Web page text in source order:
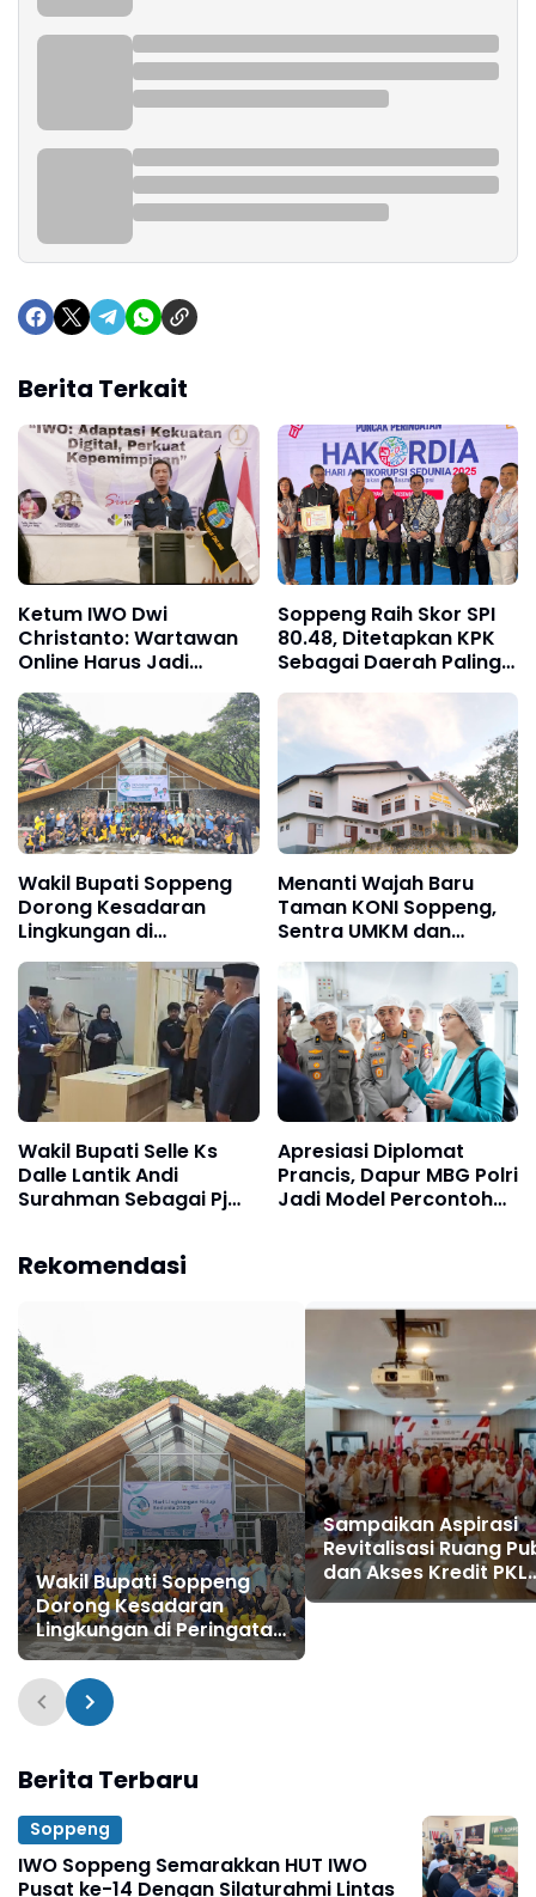
Berita Terkait
Ketum IWO Dwi
Christanto: Wartawan
Online Harus Jadi
Kontrol Sosial
Fundamental di Era
Digital
Soppeng Raih Skor SPI
80.48, Ditetapkan KPK
Sebagai Daerah Paling
Berintegritas di Sulsel!
Wakil Bupati Soppeng
Dorong Kesadaran
Lingkungan di
Lingkungan Hidup Lejja
Menanti Wajah Baru
Taman KONI Soppeng,
Sentra UMKM dan
Wakil Bupati Selle Ks
Dalle Lantik Andi
Surahman Sebagai Pj
Apresiasi Diplomat
Prancis, Dapur MBG Polri
Jadi Model Percontohan
Rekomendasi
Wakil Bupati Soppeng
Dorong Kesadaran
Lingkungan di Peringatan
Hari Lingkungan Hidup
Lejja
Sampaikan Aspirasi
Revitalisasi Ruang
dan Akses Kredit PKL
UMKM, APKLI
Berita Terbaru
Soppeng
IWO Soppeng Semarakkan HUT IWO
Pusat ke-14 Dengan Silaturahmi Lintas